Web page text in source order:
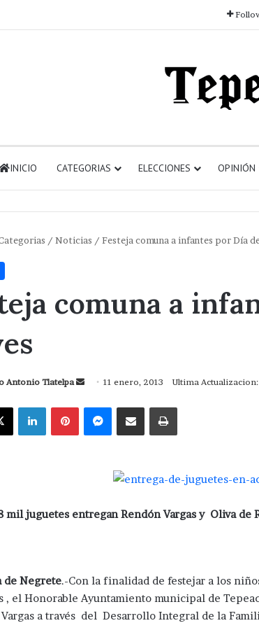
INICIO CATEGORIAS ELECCIONES OPINIÓN
/ Noticias / Festeja comuna a infantes por Día
comuna a
Antonio Tlatelpa
Send
email
11 enero, 2013 Ultima
X LinkedInPinterestMessengerCompartir via CorreoImprimir
mil juguetes entregan Rendón Vargas y Oliva de
de Negrete.-Con la finalidad de festejar a los
, el Honorable Ayuntamiento municipal de
a través del Desarrollo Integral de la